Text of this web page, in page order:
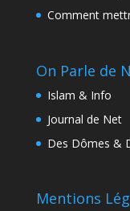
Comment
On Parle de
Islam & Info
Journal de Net
Des Dômes &
Mentions